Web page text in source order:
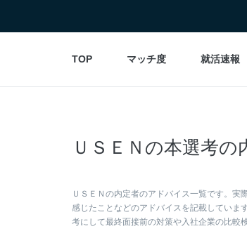
TOP マッチ度 就活速報
ＵＳＥＮの本選考の
ＵＳＥＮの内定者のアドバイス一覧です。実
感じたことなどのアドバイスを記載していま
考にして最終面接前の対策や入社企業の比較